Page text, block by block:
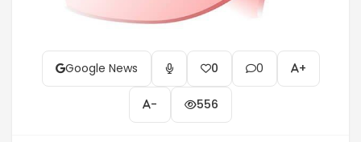
Google News 0 0 +
- 556